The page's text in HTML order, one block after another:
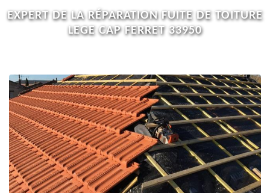
EXPERT DE LA RÉPARATION FUITE DE TOITURE
LEGE CAP FERRET 33950